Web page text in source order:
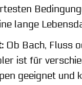
lange
Ob Bach, Fluss
ist für
geeignet und